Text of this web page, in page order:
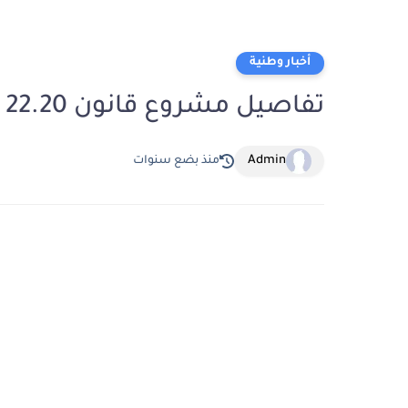
أخبار وطنية
تفاصيل مشروع قانون 22.20 المثير للجدل بالمغرب
Admin منذ بضع سنوات